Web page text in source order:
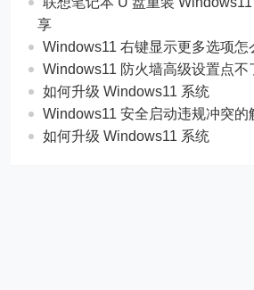
享
Windows11 右键显示更多选项怎
Windows11 防火墙高级设置点不
如何升级 Windows11 系统
Windows11 安全启动违规冲突的
如何升级 Windows11 系统